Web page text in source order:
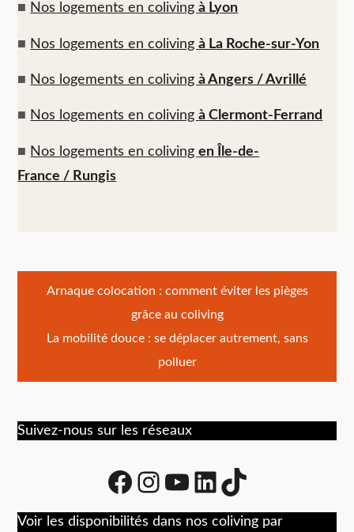
■ Nos logements en colivingà Lyon
■ Nos logements en colivingà La Roche-sur-Yon
■ Nos logements en colivingà Angers / Avrillé
■ Nos logements en colivingà Clermont-Ferrand
■ Nos logements en colivingen Île-de-
France / Rungis
Navigation
de
Arnaque colocation : comment éviter les pièges
grâce au coliving
La mobilité douce : se déplacer autrement, sans
polluer
Suivez-nous sur les réseaux
Facebook
Instagram
Youtube
LinkedIn
tiktok
Voir les disponibilités dans nos coliving par